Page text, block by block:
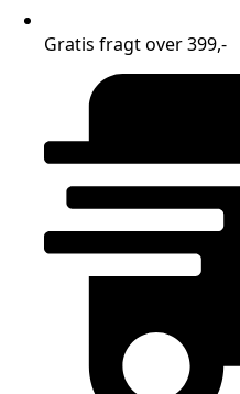
Gratis fragt over 399,-